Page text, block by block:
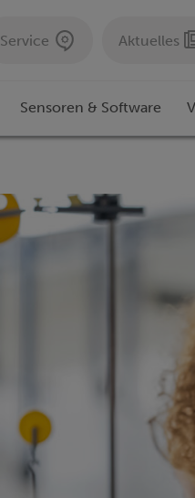
Service Aktuelles
Sensoren & Software